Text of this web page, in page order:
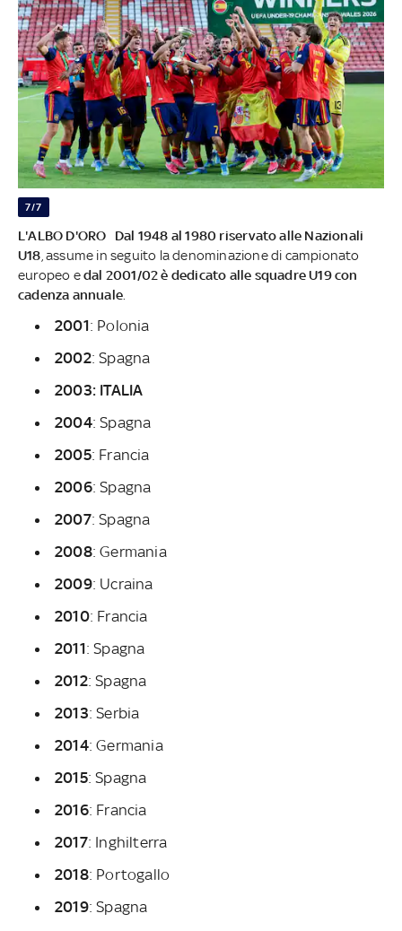
7/7
L'ALBO D'ORO
Dal 1948 al 1980 riservato alle Nazionali
U18 , assume in seguito la denominazione di campionato
europeo edal 2001/02 è dedicato alle squadre U19 con
cadenza annuale
2001: Polonia
2002: Spagna
2003: ITALIA
2004: Spagna
2005: Francia
2006: Spagna
2007: Spagna
2008: Germania
2009: Ucraina
2010: Francia
2011: Spagna
2012: Spagna
2013: Serbia
2014: Germania
2015: Spagna
2016: Francia
2017: Inghilterra
2018: Portogallo
2019: Spagna